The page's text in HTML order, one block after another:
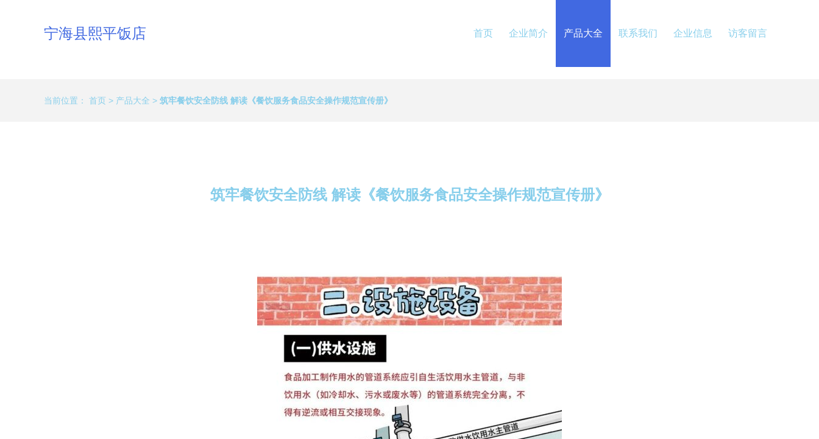
宁海县熙平饭店 首页 企业简介 产品大全 联系我们 企业信息 访客留言
当前位置： 首页 > 产品大全 > 筑牢餐饮安全防线 解读《餐饮服务食品安全操作规范宣传册》
筑牢餐饮安全防线 解读《餐饮服务食品安全操作规范宣传册》